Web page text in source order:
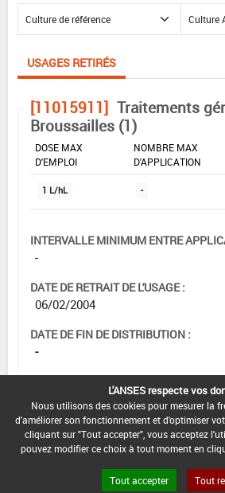
USAGES RETIRÉS
[11015911] Traitements
Broussailles (1)
DOSE MAX
D'EMPLOI
NOMBRE MAX
D'APPLICATION
1 L/hL -
INTERVALLE MINIMUM ENTRE
-
DATE DE RETRAIT DE L'USAGE :
06/02/2004
DATE DE FIN DE DISTRIBUTION :
-
-
L'ANSES respecte vos
Nous utilisons des cookies pour mesurer la
d'améliorer son fonctionnement et d'optimiser
cliquant sur "Tout accepter", vous acceptez
pouvez modifier ce choix à tout moment en
Tout accepter Tout